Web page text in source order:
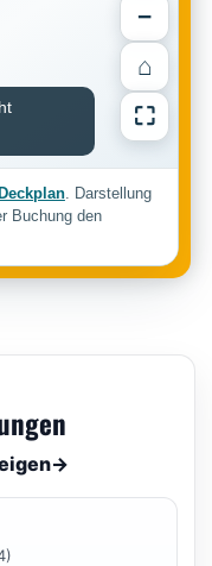
−
⌂
⛶
. Darstellung
Buchung den
→